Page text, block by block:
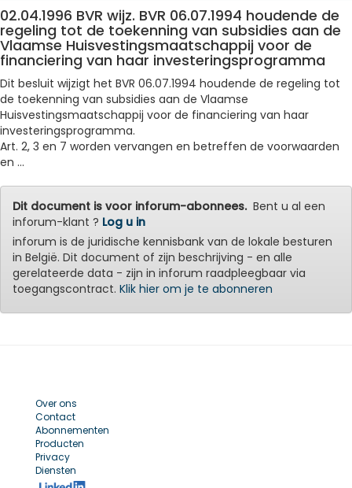
02.04.1996 BVR wijz. BVR 06.07.1994 houdende de
regeling tot de toekenning van subsidies aan de
Vlaamse Huisvestingsmaatschappij voor de
financiering van haar investeringsprogramma
Dit besluit wijzigt het BVR 06.07.1994 houdende de regeling tot
de toekenning van subsidies aan de Vlaamse
Huisvestingsmaatschappij voor de financiering van haar
investeringsprogramma.
Art. 2, 3 en 7 worden vervangen en betreffen de voorwaarden
en ...
Dit document is voor inforum-abonnees.Bent u al een
inforum-klant ? Log u in
inforum is de juridische kennisbank van de lokale besturen
in België. Dit document of zijn beschrijving - en alle
gerelateerde data - zijn in inforum raadpleegbaar via
toegangscontract. Klik hier om je te abonneren
Over ons
Contact
Abonnementen
Producten
Privacy
Diensten